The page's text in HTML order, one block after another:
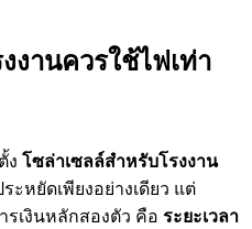
งานควรใช้ไฟเท่า
ง โซล่าเซลล์สำหรับโรงงาน
ะหยัดเพียงอย่างเดียว แต่
รเงินหลักสองตัว คือ ระยะเวลา